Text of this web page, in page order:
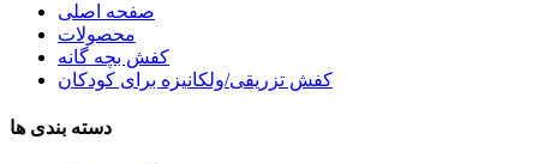
صفحه اصلی
محصولات
کفش بچه گانه
کفش تزریقی/ولکانیزه برای کودکان
دسته بندی ها